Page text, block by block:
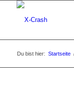
Du bist hier: Startseite